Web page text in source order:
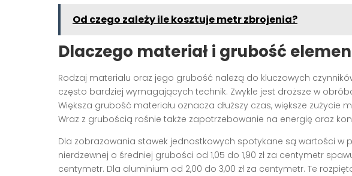
Od czego zależy ile kosztuje metr zbrojenia?
Dlaczego materiał i grubość
Rodzaj materiału oraz jego grubość należą do kluczowych
często bardziej wymagających technik. Zwykle jest droższe w
Większa grubość materiału oznacza dłuższy czas, większe zużycie
Wraz z grubością rośnie także zapotrzebowanie na energię oraz
Dla zobrazowania stawek jednostkowych spotykane są wartości w
nierdzewnej o średniej grubości od 1,05 do 1,90 zł za centymetr
centymetr. Dla aluminium od 2,00 do 3,00 zł za centymetr. Te